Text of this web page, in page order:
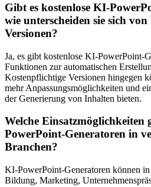
Gibt es kostenlose KI-
wie unterscheiden sie sich
Versionen?
Ja, es gibt kostenlose KI-PowerPoint-
Funktionen zur automatischen
Kostenpflichtige Versionen hingegen
mehr Anpassungsmöglichkeiten und
der Generierung von Inhalten bieten.
Welche Einsatzmöglichkeiten
PowerPoint-Generatoren in
Branchen?
KI-PowerPoint-Generatoren können
Bildung, Marketing,